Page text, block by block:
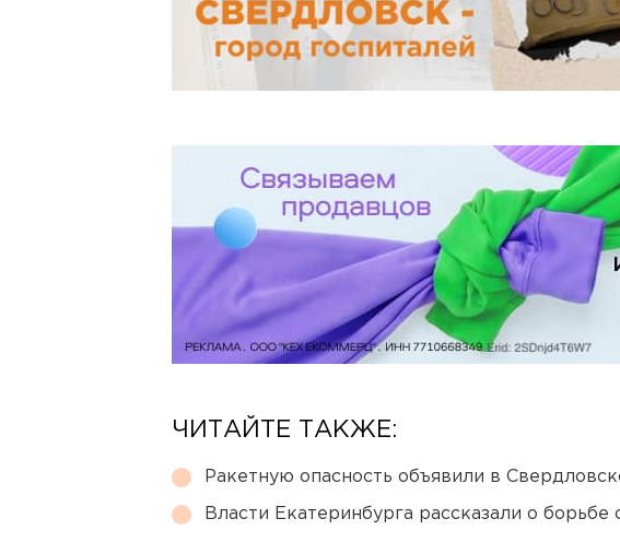
ЧИТАЙТЕ ТАКЖЕ:
Ракетную опасность объявили в
Власти Екатеринбурга рассказали о борьбе